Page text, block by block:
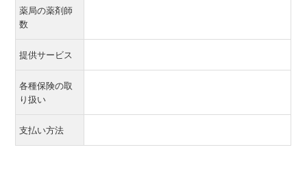
薬局の薬剤師
数
提供サービス
各種保険の取
り扱い
支払い方法